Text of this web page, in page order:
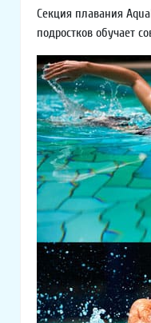
Секция плавания
подростков обучает